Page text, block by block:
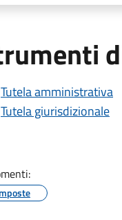
Tutela amministrativa
Tutela giurisdizionale